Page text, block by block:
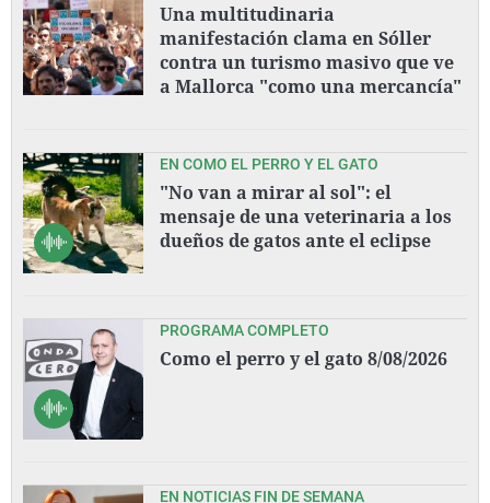
Una multitudinaria
manifestación clama en Sóller
contra un turismo masivo que ve
a Mallorca "como una mercancía"
EN COMO EL PERRO Y EL GATO
"No van a mirar al sol": el
mensaje de una veterinaria a los
dueños de gatos ante el eclipse
PROGRAMA COMPLETO
Como el perro y el gato 8/08/2026
EN NOTICIAS FIN DE SEMANA